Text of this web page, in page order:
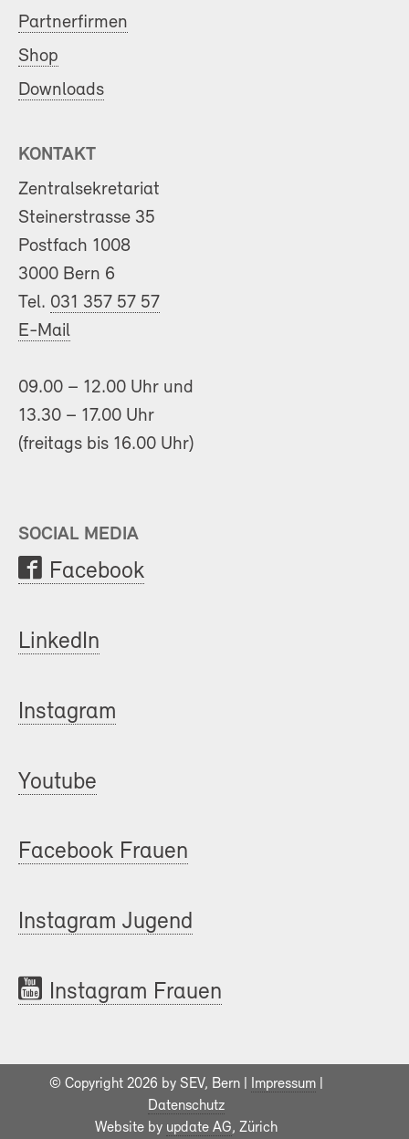
Partnerfirmen
Shop
Downloads
KONTAKT
Zentralsekretariat
Steinerstrasse 35
Postfach 1008
3000 Bern 6
Tel. 031 357 57 57
E-Mail
09.00 – 12.00 Uhr und
13.30 – 17.00 Uhr
(freitags bis 16.00 Uhr)
SOCIAL MEDIA
Facebook
LinkedIn
Instagram
Youtube
Facebook Frauen
Instagram Jugend
Instagram Frauen
© Copyright 2026 by SEV, Bern | Impressum
Datenschutz
Website by update AG, Zürich